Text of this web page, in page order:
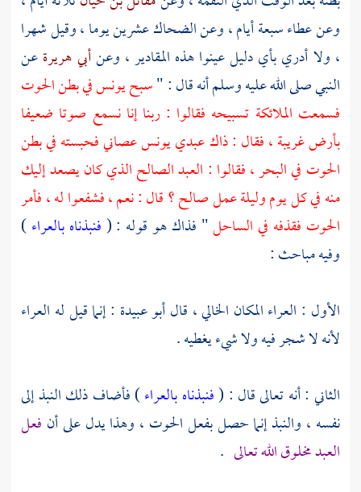
وعنعطاءسبعة أيام ، وعنالضحاكعشرين يوما ، وقيل شهرا
، ولا أدري بأي دليل عينوا هذه المقادير ، وعنأبي هريرةعن
النبي صلى الله عليه وسلم أنه قال : "سبحيونسفي بطن الحوت
فسمعت الملائكة تسبيحه فقالوا : ربنا إنا نسمع صوتا ضعيفا
بأرض غريبة ، فقال : ذاك عبدييونسعصاني فحبسته في بطن
الحوت في البحر ، فقالوا : العبد الصالح الذي كان يصعد إليك
منه في كل يوم وليلة عمل صالح ؟ قال : نعم ، فشفعوا له ، فأمر
الحوت فقذفه في الساحل" فذاك هو قوله : (فنبذناه بالعراء)
وفيه مباحث :
الأول : العراء المكان الخالي ، قالأبو عبيدة : إنما قيل له العراء
لأنه لا شجر فيه ولا شيء يغطيه .
الثاني : أنه تعالى قال : (فنبذناه بالعراء) فأضاف ذلك النبذ إلى
نفسه ، والنبذ إنما حصل بفعل الحوت ، وهذا يدل على أن فعل
العبد مخلوق الله تعالى .